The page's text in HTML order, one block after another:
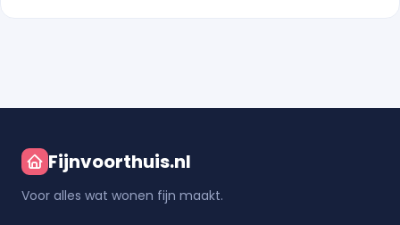
Fijnvoorthuis.nl
Voor alles wat wonen fijn maakt.